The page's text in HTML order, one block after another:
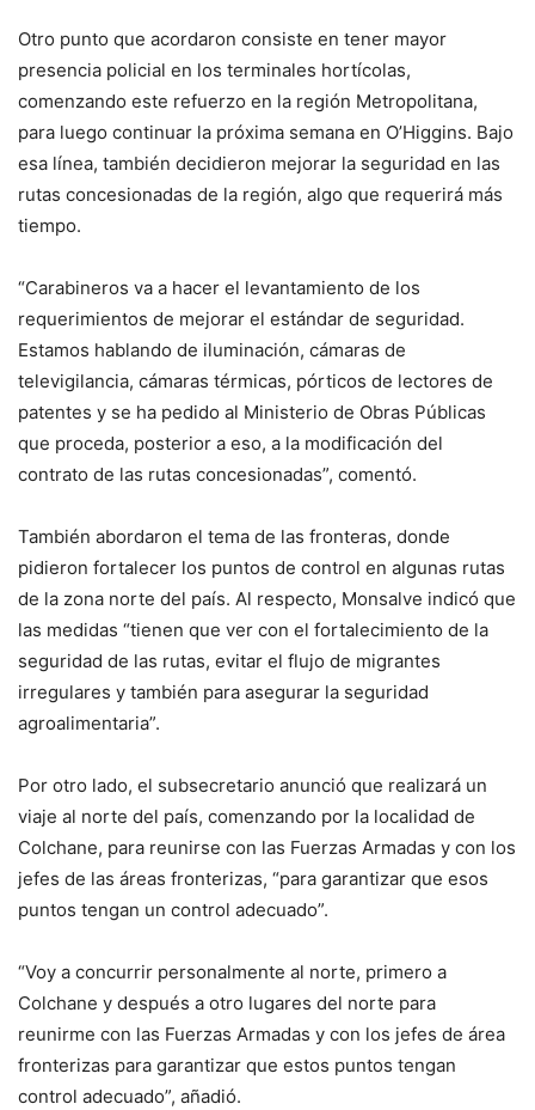
Otro punto que acordaron consiste en tener mayor
presencia policial en los terminales hortícolas,
comenzando este refuerzo en la región Metropolitana,
para luego continuar la próxima semana en O’Higgins. Bajo
esa línea, también decidieron mejorar la seguridad en las
rutas concesionadas de la región, algo que requerirá más
tiempo.
“Carabineros va a hacer el levantamiento de los
requerimientos de mejorar el estándar de seguridad.
Estamos hablando de iluminación, cámaras de
televigilancia, cámaras térmicas, pórticos de lectores de
patentes y se ha pedido al Ministerio de Obras Públicas
que proceda, posterior a eso, a la modificación del
contrato de las rutas concesionadas”, comentó.
También abordaron el tema de las fronteras, donde
pidieron fortalecer los puntos de control en algunas rutas
de la zona norte del país. Al respecto, Monsalve indicó que
las medidas “tienen que ver con el fortalecimiento de la
seguridad de las rutas, evitar el flujo de migrantes
irregulares y también para asegurar la seguridad
agroalimentaria”.
Por otro lado, el subsecretario anunció que realizará un
viaje al norte del país, comenzando por la localidad de
Colchane, para reunirse con las Fuerzas Armadas y con los
jefes de las áreas fronterizas, “para garantizar que esos
puntos tengan un control adecuado”.
“Voy a concurrir personalmente al norte, primero a
Colchane y después a otro lugares del norte para
reunirme con las Fuerzas Armadas y con los jefes de área
fronterizas para garantizar que estos puntos tengan
control adecuado”, añadió.